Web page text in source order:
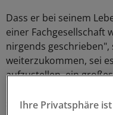
Dass er bei seinem
einer Fachgesellschaft
nirgends
weiterzukommen, sei
aufzustellen, ein
sagte Heppner.
Ihre Privatsphäre